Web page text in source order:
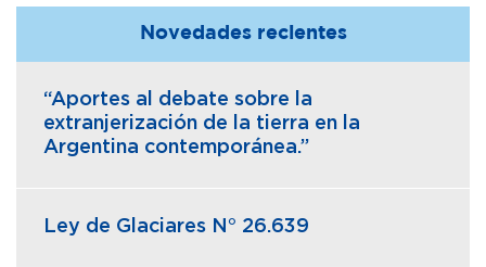
Novedades recientes
“Aportes al debate sobre la
extranjerización de la tierra en la
Argentina contemporánea.”
Ley de Glaciares N° 26.639